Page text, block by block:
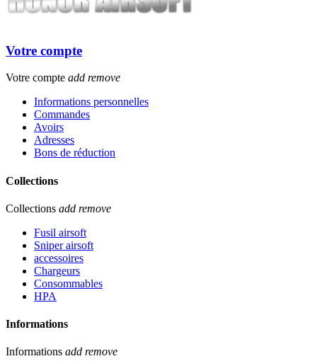
Votre compte
Votre compte add remove
Informations personnelles
Commandes
Avoirs
Adresses
Bons de réduction
Collections
Collections add remove
Fusil airsoft
Sniper airsoft
accessoires
Chargeurs
Consommables
HPA
Informations
Informations add remove